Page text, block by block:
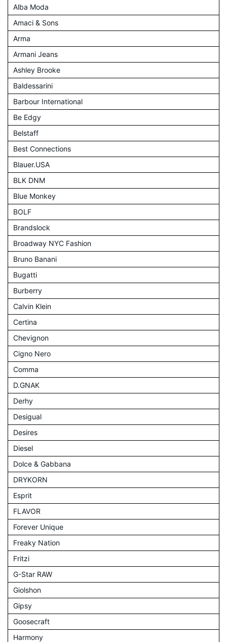
Alba Moda
Amaci & Sons
Arma
Armani Jeans
Ashley Brooke
Baldessarini
Barbour International
Be Edgy
Belstaff
Best Connections
Blauer.USA
BLK DNM
Blue Monkey
BOLF
Brandslock
Broadway NYC Fashion
Bruno Banani
Bugatti
Burberry
Calvin Klein
Certina
Chevignon
Cigno Nero
Comma
D.GNAK
Derhy
Desigual
Desires
Diesel
Dolce & Gabbana
DRYKORN
Esprit
FLAVOR
Forever Unique
Freaky Nation
Fritzi
G-Star RAW
Giolshon
Gipsy
Goosecraft
Harmony